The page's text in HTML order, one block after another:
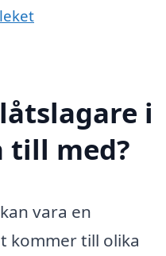
i
till med?
vara en
kommer till olika